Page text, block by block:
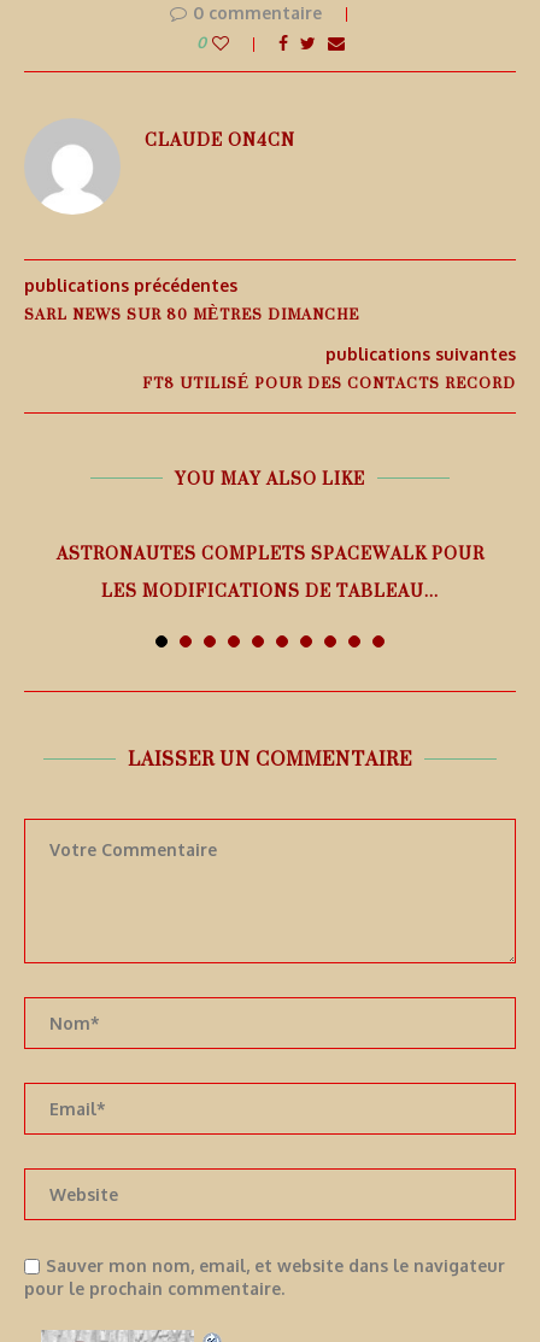
0 commentaire
0
CLAUDE ON4CN
publications précédentes
SARL NEWS SUR 80 MÈTRES DIMANCHE
publications suivantes
FT8 UTILISÉ POUR DES CONTACTS RECORD
YOU MAY ALSO LIKE
ASTRONAUTES COMPLETS SPACEWALK POUR
LES MODIFICATIONS DE TABLEAU...
LAISSER UN COMMENTAIRE
Sauver mon nom, email, et website dans le navigateur
pour le prochain commentaire.